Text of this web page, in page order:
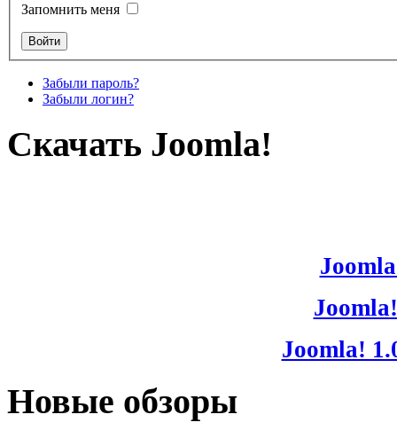
Запомнить меня
Забыли пароль?
Забыли логин?
Скачать Joomla!
Joomla!
Новые обзоры